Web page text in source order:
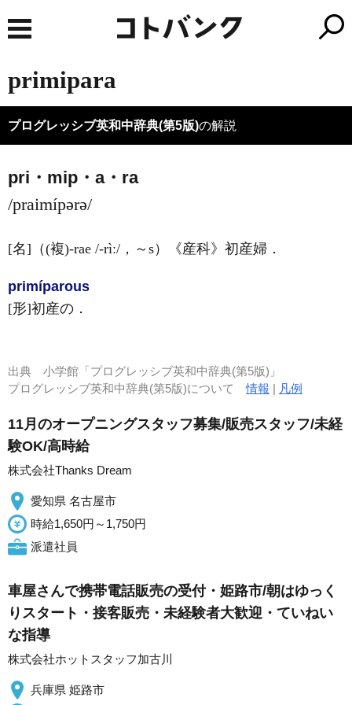
primipara
プログレッシブ英和中辞典(第5版)の解説
pri・mip・a・ra
/praimípərə/
[名] （(複)-rae /-rìː/ ，～s） 《産科》 初産婦 ．
primíparous
[形]初産の ．
出典 小学館「プログレッシブ英和中辞典(第5版)」
プログレッシブ英和中辞典(第5版)について情報 | 凡例
11月のオープニングスタッフ募集/販売スタッフ/未経
験OK/高時給
株式会社Thanks Dream
愛知県 名古屋市
時給1,650円～1,750円
派遣社員
車屋さんで携帯電話販売の受付・姫路市/朝はゆっく
りスタート・接客販売・未経験者大歓迎・ていねい
な指導
株式会社ホットスタッフ加古川
兵庫県 姫路市